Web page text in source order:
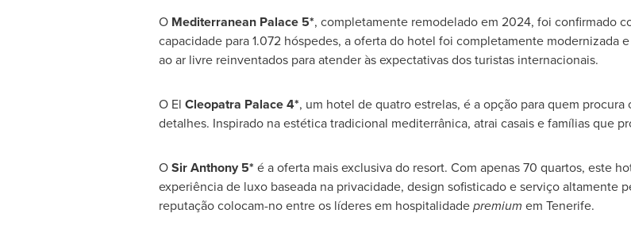
O Mediterranean Palace 5*, completamente remodelado em 2024, foi confirmado
capacidade para 1.072 hóspedes, a oferta do hotel foi completamente modernizada
ao ar livre reinventados para atender às expectativas dos turistas internacionais.
O El Cleopatra Palace 4*, um hotel de quatro estrelas, é a opção para quem
detalhes. Inspirado na estética tradicional mediterrânica, atrai casais e famílias que
OSir Anthony 5* é a oferta mais exclusiva do resort. Com apenas 70 quartos, este
experiência de luxo baseada na privacidade, design sofisticado e serviço altamente
reputação colocam-no entre os líderes em hospitalidadepremium em Tenerife.